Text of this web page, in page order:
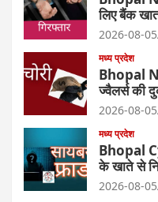
लिए बैंक
2026-08-05
मध्य प्रदेश
Bhopal
ज्वैलर्स की
2026-08-05
मध्य प्रदेश
Bhopal
के खाते से
2026-08-05